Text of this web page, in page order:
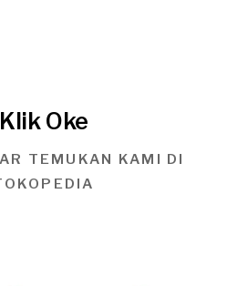
Klik Oke
TEMUKAN KAMI DI